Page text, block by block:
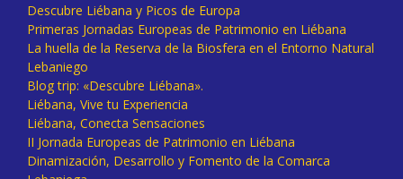
Descubre Liébana y Picos de Europa
Primeras Jornadas Europeas de Patrimonio en Liébana
La huella de la Reserva de la Biosfera en el Entorno Natural
Lebaniego
Blog trip: «Descubre Liébana».
Liébana, Vive tu Experiencia
Liébana, Conecta Sensaciones
II Jornada Europeas de Patrimonio en Liébana
Dinamización, Desarrollo y Fomento de la Comarca